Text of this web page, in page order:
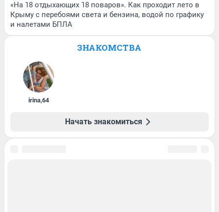
«На 18 отдыхающих 18 поваров». Как проходит лето в
Крыму с перебоями света и бензина, водой по графику
и налетами БПЛА
ЗНАКОМСТВА
irina,64
Начать знакомиться